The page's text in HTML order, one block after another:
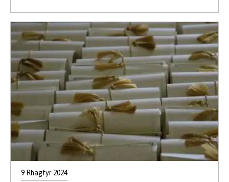
9 Rhagfyr 2024